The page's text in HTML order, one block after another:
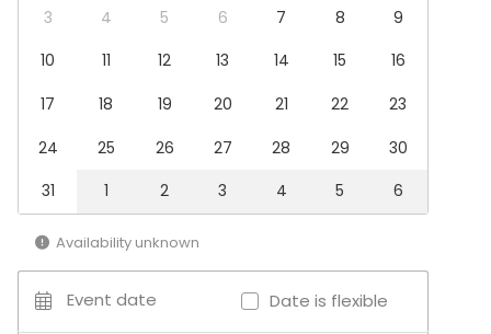
Experience / Activity
Meeting room
Private dining room
Additional information about activities
Tarjoamme kattavat palvelut ja
aktiviteettimahdollisuudet työhyvinvointi- ja
3
4 5 6 7 8
9
10
11 12 13 14 15
16
17
18 19 20 21 22
23
24
25 26 27 28 29
30
31
1 2 3 4 5 6
Availability unknown
Event date Date is flexible